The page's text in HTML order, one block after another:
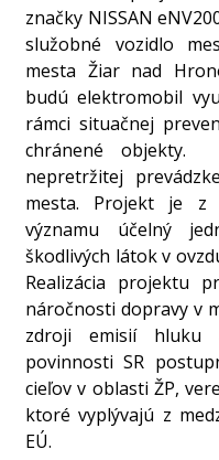
značky NISSAN
služobné vozidlo
mesta Žiar nad
budú elektromobil
rámci situačnej
chránené objekty.
nepretržitej
mesta. Projekt je z
významu účelný
škodlivých látok v
Realizácia projektu
náročnosti dopravy v
zdroji emisií
povinnosti SR
cieľov v oblasti ŽP,
ktoré vyplývajú z
EÚ.